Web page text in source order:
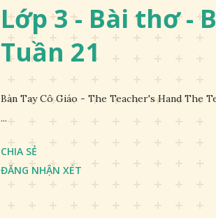
Lớp 3 - Bài thơ -
Tuần 21
Bàn Tay Cô Giáo - The Teacher's Hand The
...
CHIA SẺ
ĐĂNG NHẬN XÉT